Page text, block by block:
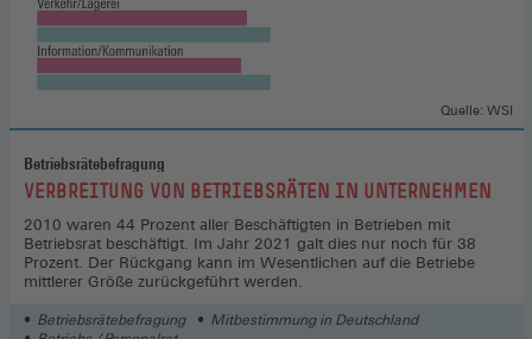
Betriebsrätebefragung
:VERBREITUNG VON BETRIEBSRÄTEN IN UNTERNEHMEN
2010 waren 44 Prozent aller Beschäftigten in Betrieben mit
Betriebsrat beschäftigt. Im Jahr 2021 galt dies nur noch für 38
Prozent. Der Rückgang kann im Wesentlichen auf die Betriebe
mittlerer Größe zurückgeführt werden.
Quelle: WSI
Betriebsrätebefragung
Mitbestimmung in Deutschland